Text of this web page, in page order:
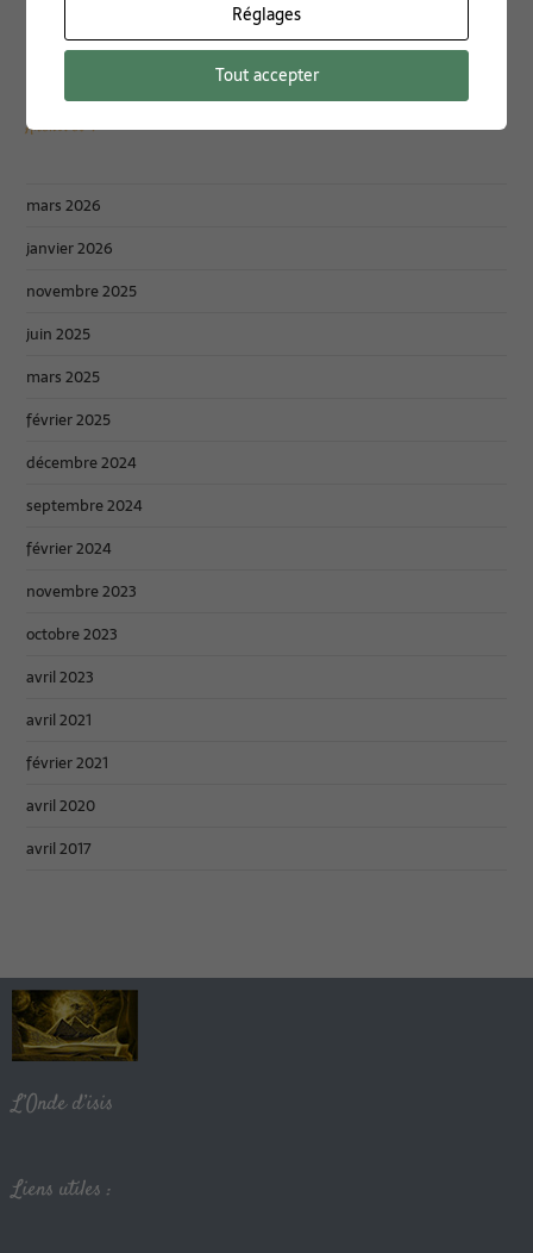
Philosophie
Archives :
mars 2026
janvier 2026
novembre 2025
juin 2025
mars 2025
février 2025
décembre 2024
septembre 2024
février 2024
novembre 2023
octobre 2023
avril 2023
avril 2021
février 2021
avril 2020
avril 2017
L’Onde d’isis
Liens utiles :
Réglages
Tout accepter